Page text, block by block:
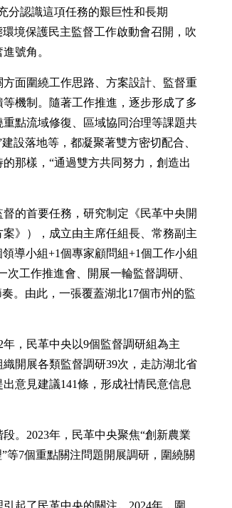
分認識這項任務的艱巨性和長期
境保護民主監督工作啟動會召開，吹
號角。
面圍繞工作思路、方案設計、監督重
機制。隨著工作推進，逐步形成了多
點流域修復、區域協同治理等課題共
設落地等，都凝聚著雙方密切配合、
那樣，“通過雙方共同努力，創造出
的首要任務，研究制定《民革中央開
》），成立由主席任組長、常務副主
導小組+1個專家顧問組+1個工作小組
次工作推進會、開展一輪監督調研、
。由此，一張覆蓋湖北17個市州的監
，民革中央以9個監督調研組為主
開展各類監督調研39次，走訪湖北省
意見建議141條，形成社情民意信息
。2023年，民革中央聚焦“創新農業
等7個重點關注問題開展調研，圍繞關
起了民革中央的關注。2024年，圍